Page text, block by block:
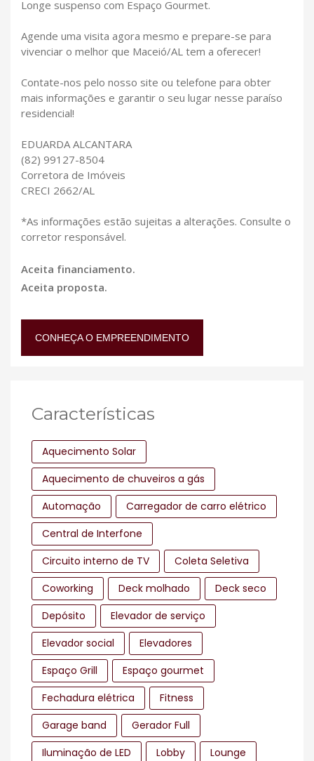
Longe suspenso com Espaço Gourmet.
Agende uma visita agora mesmo e prepare-se para
vivenciar o melhor que Maceió/AL tem a oferecer!
Contate-nos pelo nosso site ou telefone para obter
mais informações e garantir o seu lugar nesse paraíso
residencial!
EDUARDA ALCANTARA
(82) 99127-8504
Corretora de Imóveis
CRECI 2662/AL
*As informações estão sujeitas a alterações. Consulte o
corretor responsável.
Aceita financiamento.
Aceita proposta.
CONHEÇA O EMPREENDIMENTO
Características
Aquecimento Solar
Aquecimento de chuveiros a gás
Automação
Carregador de carro elétrico
Central de Interfone
Circuito interno de TV
Coleta Seletiva
Coworking
Deck molhado
Deck seco
Depósito
Elevador de serviço
Elevador social
Elevadores
Espaço Grill
Espaço gourmet
Fechadura elétrica
Fitness
Garage band
Gerador Full
Iluminação de LED
Lobby
Lounge